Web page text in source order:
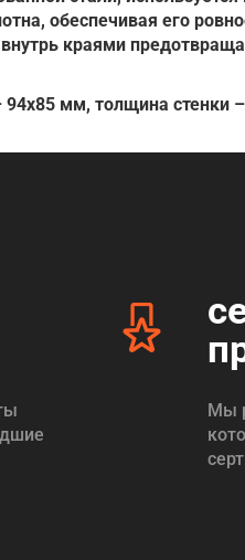
обеспечивая его
краями
мм, толщина стенки
Мы